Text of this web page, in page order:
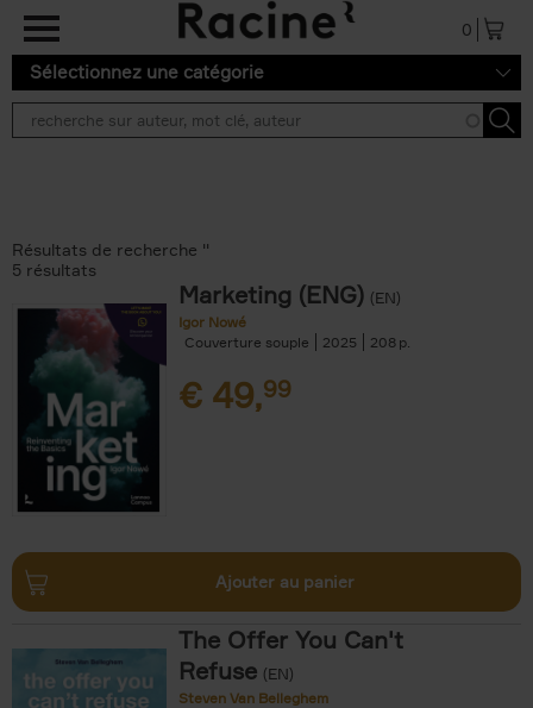
Aller au contenu principal
0
Sélectionnez une catégorie
Résultats de recherche ''
5 résultats
Marketing (ENG) (EN)
Igor Nowé
Couverture souple
2025 208
€ 49,99
Ajouter au panier
The Offer You Can't
Refuse (EN)
Steven Van Belleghem